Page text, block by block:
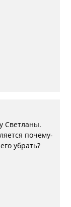
Светланы.
почему-
убрать?